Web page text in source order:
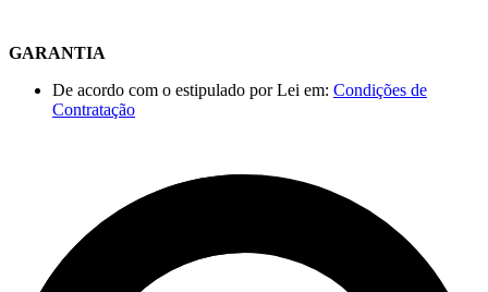
GARANTIA
De acordo com o estipulado por Lei em: Condições de
Contratação